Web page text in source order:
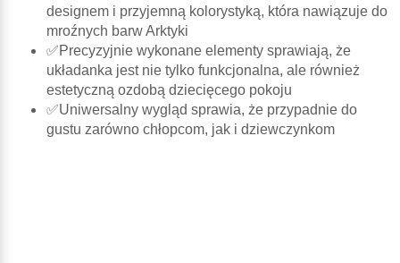
designem i przyjemną kolorystyką, która nawiązuje do
mroźnych barw Arktyki
✅Precyzyjnie wykonane elementy sprawiają, że
układanka jest nie tylko funkcjonalna, ale również
estetyczną ozdobą dziecięcego pokoju
✅Uniwersalny wygląd sprawia, że przypadnie do
gustu zarówno chłopcom, jak i dziewczynkom